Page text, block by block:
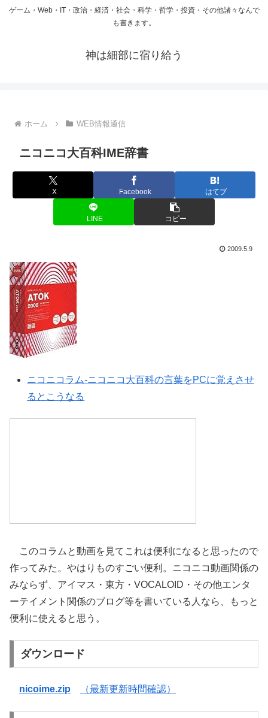
ゲーム・Web・IT・政治・経済・社会・科学・哲学・投資・その他諸々なんで
も書きます。
神は細部に宿り給う
ホーム WEB情報通信
ニコニコ大百科IME辞書
X Facebook はてブ
LINE コピー
2009.5.9
ニコニコラム‐ニコニコ大百科の言葉をPCに覚えさせ
るとこうなる
このコラムと動画を見てこれは便利になると思ったので
作ってみた。やはりものすごい便利。ニコニコ動画関係の
みならず、アイマス・東方・VOCALOID・その他エンタ
ーテイメント関係のブログ等を書いている人なら、もっと
便利に使えると思う。
ダウンロード
nicoime.zip （最新更新時間確認）